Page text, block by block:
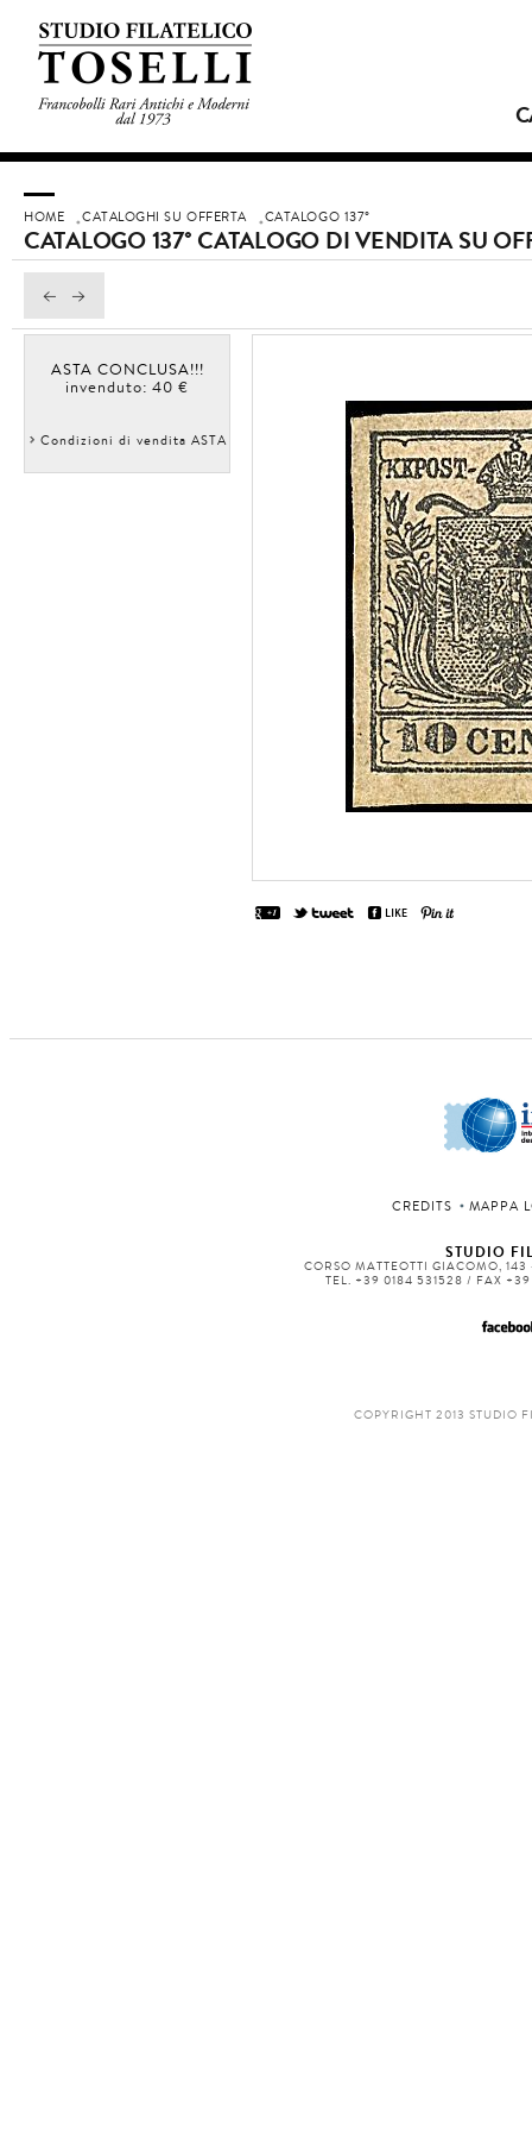
HOME CATALOGHI SU OFFERTA CATALOGO 137°
CATALOGO 137° CATALOGO DI VENDITA SU
ASTA CONCLUSA!!!
invenduto: 40 €
Condizioni di vendita ASTA
CREDITS MAPPA
STUDIO
CORSO MATTEOTTI GIACOMO,
TEL. +39 0184 531528 / FAX
COPYRIGHT 2013 STUDIO